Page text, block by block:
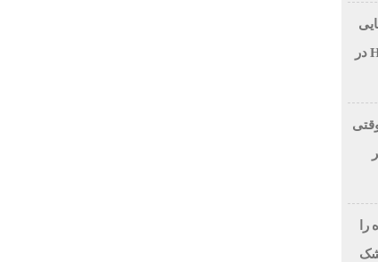
بر اثر آنفولانزای فوق حاد پرندگان H5N1 در
اشتباه را